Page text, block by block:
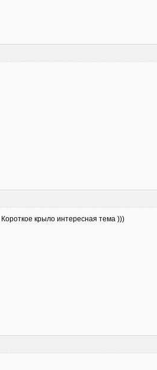
крыло интересная тема )))